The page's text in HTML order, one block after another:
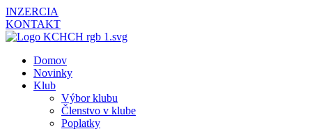
INZERCIA
KONTAKT
Domov
Novinky
Klub
Výbor klubu
Členstvo v klube
Poplatky